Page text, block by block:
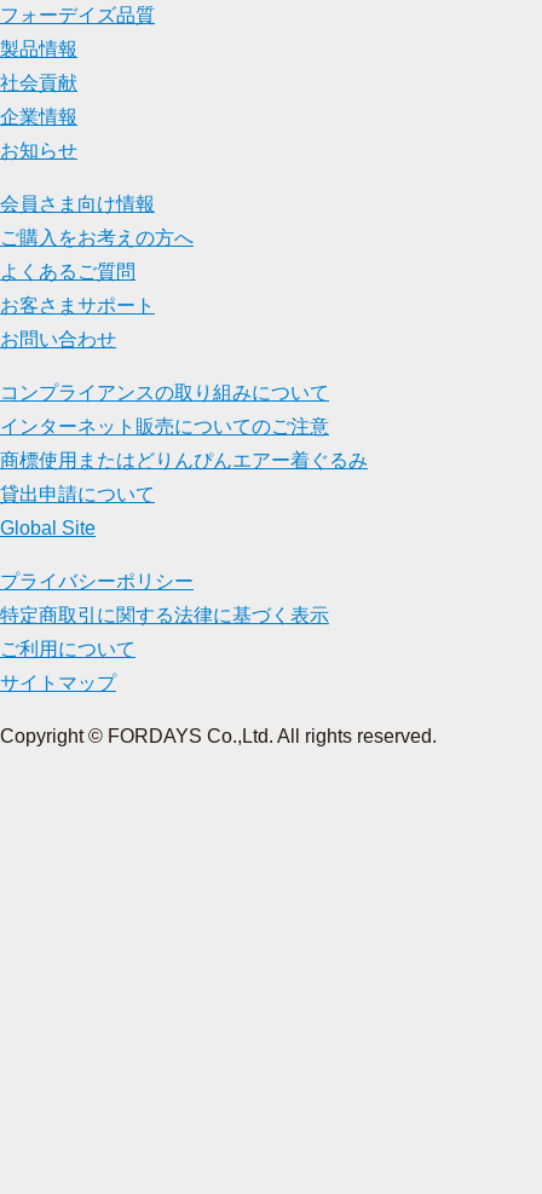
フォーデイズ品質
製品情報
社会貢献
企業情報
お知らせ
会員さま向け情報
ご購入をお考えの方へ
よくあるご質問
お客さまサポート
お問い合わせ
コンプライアンスの取り組みについて
インターネット販売についてのご注意
商標使用またはどりんぴんエアー着ぐるみ
貸出申請について
Global Site
プライバシーポリシー
特定商取引に関する法律に基づく表示
ご利用について
サイトマップ
Copyright © FORDAYS Co.,Ltd. All rights reserved.